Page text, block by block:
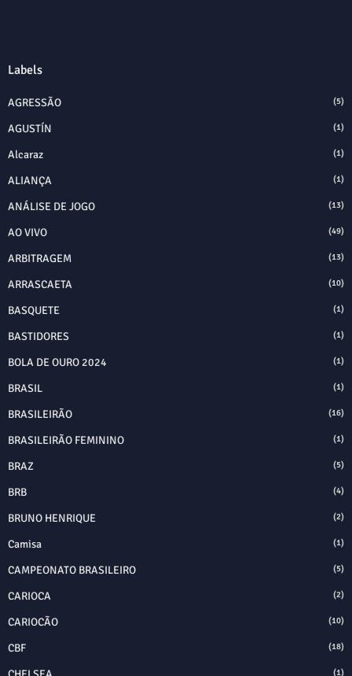
Labels
AGRESSÃO (5)
AGUSTÍN (1)
Alcaraz (1)
ALIANÇA (1)
ANÁLISE DE JOGO (13)
AO VIVO (49)
ARBITRAGEM (13)
ARRASCAETA (10)
BASQUETE (1)
BASTIDORES (1)
BOLA DE OURO 2024 (1)
BRASIL (1)
BRASILEIRÃO (16)
BRASILEIRÃO FEMININO (1)
BRAZ (5)
BRB (4)
BRUNO HENRIQUE (2)
Camisa (1)
CAMPEONATO BRASILEIRO (5)
CARIOCA (2)
CARIOCÃO (10)
CBF (18)
(1)